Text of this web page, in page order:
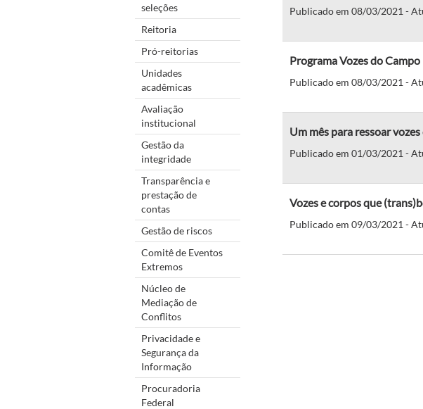
seleções
Reitoria
Pró-reitorias
Unidades
acadêmicas
Avaliação
institucional
Gestão da
integridade
Transparência e
prestação de
contas
Gestão de riscos
Comitê de Eventos
Extremos
Núcleo de
Mediação de
Conflitos
Privacidade e
Segurança da
Informação
Procuradoria
Federal
Publicado em 08/03/2021 -
Programa Vozes do
Publicado em 08/03/2021 -
Um mês para ressoar
Publicado em 01/03/2021 -
Vozes e corpos que
Publicado em 09/03/2021 -